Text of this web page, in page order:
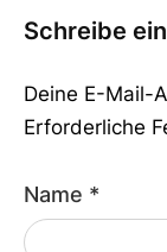
Schreibe
Deine E-Mail-
Erforderliche
Name *